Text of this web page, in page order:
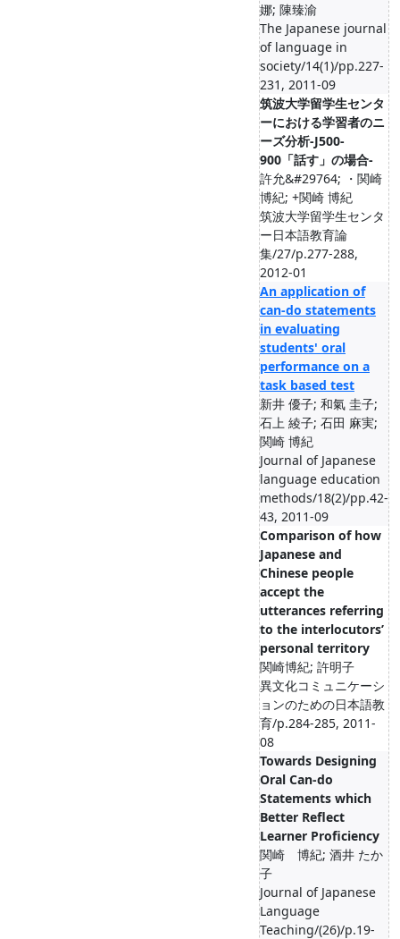
娜; 陳臻渝
The Japanese journal
of language in
society/14(1)/pp.227-
231, 2011-09
筑波大学留学生センタ
ーにおける学習者のニ
ーズ分析-J500-
900「話す」の場合-
許允&#29764; ・関崎
博紀; +関崎 博紀
筑波大学留学生センタ
ー日本語教育論
集/27/p.277-288,
2012-01
An application of
can-do statements
in evaluating
students' oral
performance on a
task based test
新井 優子; 和氣 圭子;
石上 綾子; 石田 麻実;
関崎 博紀
Journal of Japanese
language education
methods/18(2)/pp.42-
43, 2011-09
Comparison of how
Japanese and
Chinese people
accept the
utterances referring
to the interlocutors’
personal territory
関崎博紀; 許明子
異文化コミュニケーシ
ョンのための日本語教
育/p.284-285, 2011-
08
Towards Designing
Oral Can-do
Statements which
Better Reflect
Learner Proficiency
関崎 博紀; 酒井 たか
子
Journal of Japanese
Language
Teaching/(26)/p.19-